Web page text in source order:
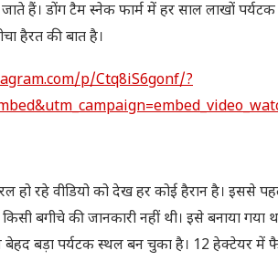
जाते हैं। डोंग टैम स्नेक फार्म में हर साल लाखों
हैरत की बात है।
p/Ctq8iS6gonf/?
हो रहे वीडियो को देख हर कोई हैरान है। इससे
बगीचे की जानकारी नहीं थी। इसे बनाया गया
बड़ा पर्यटक स्थल बन चुका है। 12 हेक्टेयर में